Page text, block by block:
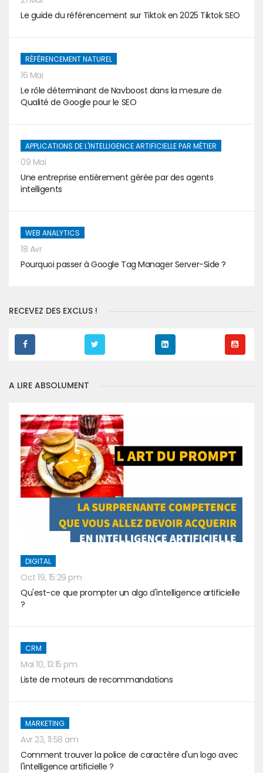
Le guide du référencement sur Tiktok en 2025 Tiktok SEO
RÉFÉRENCEMENT NATUREL
16 Mai
Le rôle déterminant de Navboost dans la mesure de
Qualité de Google pour le SEO
APPLICATIONS DE L'INTELLIGENCE ARTIFICIELLE PAR MÉTIER
09 Mai
Une entreprise entièrement gérée par des agents
intelligents
WEB ANALYTICS
18 Avr
Pourquoi passer à Google Tag Manager Server-Side ?
RECEVEZ DES EXCLUS !
A LIRE ABSOLUMENT
DIGITAL
Oct 19, 15:29 pm
Qu'est-ce que prompter un algo d'intelligence artificielle
?
CRM
Mai 10, 13:15 pm
Liste de moteurs de recommandations
MARKETING
Avr 23, 11:58 am
Comment trouver la police de caractère d'un logo avec
l'intelligence artificielle ?